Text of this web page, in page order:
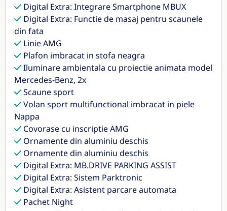
Digital Extra: Integrare Smartphone MBUX
Digital Extra: Functie de masaj pentru scaunele
din fata
Linie AMG
Plafon imbracat in stofa neagra
Iluminare ambientala cu proiectie animata model
Mercedes-Benz, 2x
Scaune sport
Volan sport multifunctional imbracat in piele
Nappa
Covorase cu inscriptie AMG
Ornamente din aluminiu deschis
Ornamente din aluminiu deschis
Digital Extra: MB.DRIVE PARKING ASSIST
Digital Extra: Sistem Parktronic
Digital Extra: Asistent parcare automata
Pachet Night